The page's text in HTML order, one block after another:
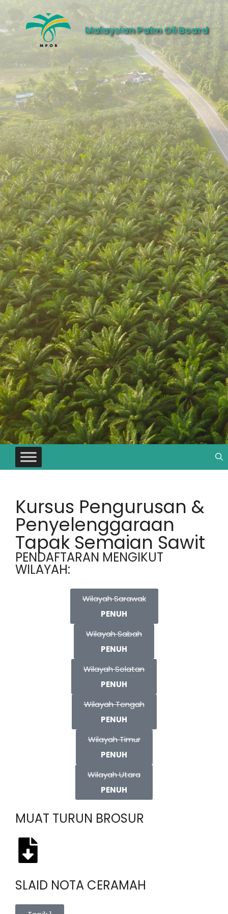
Malaysian Palm Oil Board
Kursus Pengurusan &
Penyelenggaraan
Tapak Semaian Sawit
PENDAFTARAN MENGIKUT
WILAYAH:
Wilayah Sarawak
PENUH
Wilayah Sabah
PENUH
Wilayah Selatan
PENUH
Wilayah Tengah
PENUH
Wilayah Timur
PENUH
Wilayah Utara
PENUH
MUAT TURUN BROSUR
SLAID NOTA CERAMAH